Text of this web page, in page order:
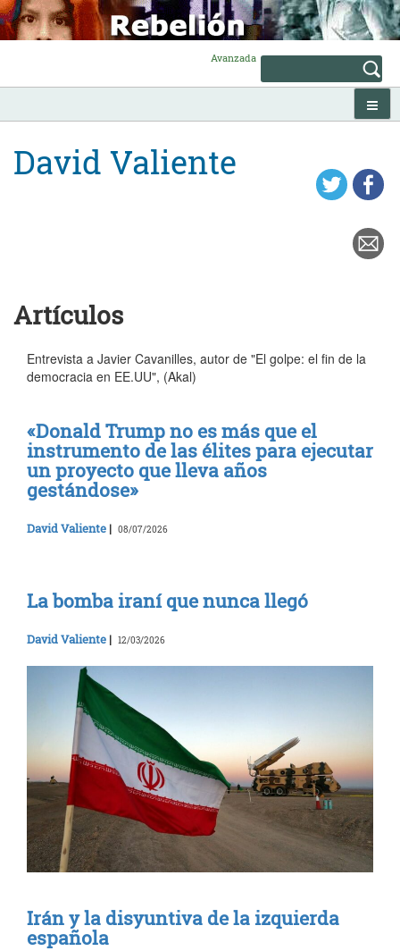
Skip
to
content
Avanzada
David Valiente
Artículos
Entrevista a Javier Cavanilles, autor de "El golpe: el fin de la
democracia en EE.UU", (Akal)
«Donald Trump no es más que el
instrumento de las élites para ejecutar
un proyecto que lleva años
gestándose»
David Valiente | 08/07/2026
La bomba iraní que nunca llegó
David Valiente | 12/03/2026
Irán y la disyuntiva de la izquierda
española